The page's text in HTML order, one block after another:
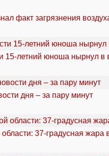
факт загрязнения
15-летний юноша нырнул в
дня – за пару минут
37-градусная жара